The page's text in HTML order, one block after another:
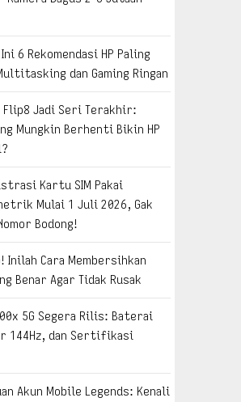
6 Rekomendasi HP Paling
dan Gaming Ringan
Flip8 Jadi Seri Terakhir:
Mungkin Berhenti Bikin HP
Kartu SIM Pakai
Mulai 1 Juli 2026, Gak
Bodong!
Inilah Cara Membersihkan
Benar Agar Tidak Rusak
5G Segera Rilis: Baterai
144Hz, dan Sertifikasi
Akun Mobile Legends: Kenali